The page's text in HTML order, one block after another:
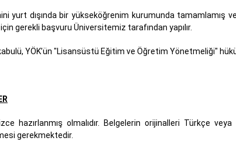
yurt dışında bir yükseköğrenim kurumunda tamamlamış
için gerekli başvuru Üniversitemiz tarafından yapılır.
YÖK’ün "Lisansüstü Eğitim ve Öğretim Yönetmeliği"
hazırlanmış olmalıdır. Belgelerin orijinalleri Türkçe
gerekmektedir.